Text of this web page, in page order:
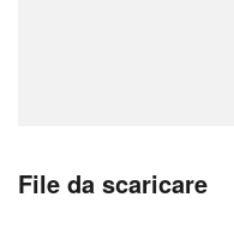
File da scaricare